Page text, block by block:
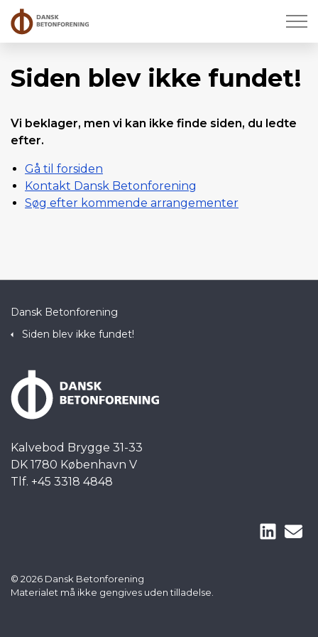
Siden blev ikke fundet!
Vi beklager, men vi kan ikke finde siden, du ledte
efter.
Gå til forsiden
Kontakt Dansk Betonforening
Søg efter kommende arrangementer
Dansk Betonforening
Siden blev ikke fundet!
Kalvebod Brygge 31-33
DK 1780 København V
Tlf. +45 3318 4848
© 2026 Dansk Betonforening
Materialet må ikke gengives uden tilladelse.